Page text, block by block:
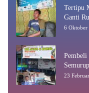
Tertipu
Ganti
6 Oktober
23